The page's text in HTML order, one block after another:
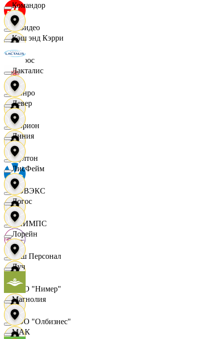
МВидео
Мирос
Монро
Морион
Мултон
НОВЭКС
ОЛИМПС
Ваш Персонал
ООО "Нимер"
ООО "Олбизнес"
Командор
Кэш энд Кэрри
Лакталис
Левер
Линия
ЛисФейм
Логос
Лорейн
Луч
Магнолия
МАК